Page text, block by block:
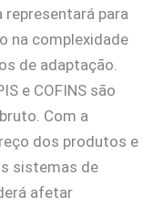
para
na complexidade
de adaptação.
e COFINS são
Com a
dos produtos e
sistemas de
afetar